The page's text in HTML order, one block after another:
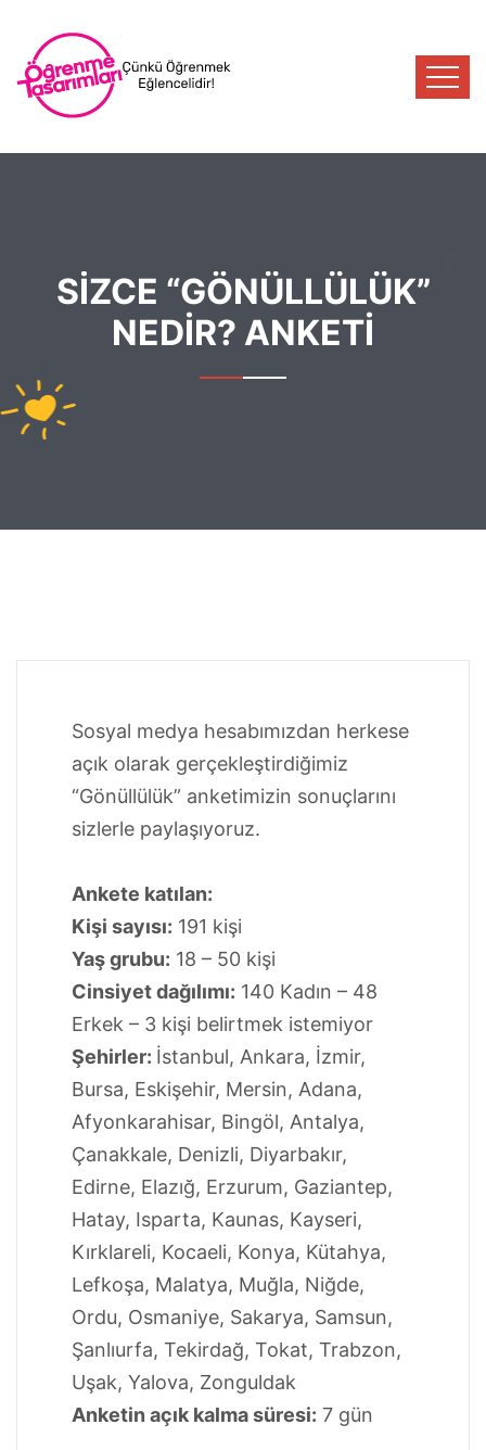
SİZCE “GÖNÜLLÜLÜK”
NEDİR? ANKETİ
Sosyal medya hesabımızdan herkese
açık olarak gerçekleştirdiğimiz
“Gönüllülük” anketimizin sonuçlarını
sizlerle paylaşıyoruz.
Ankete katılan:
Kişi sayısı: 191 kişi
Yaş grubu: 18 – 50 kişi
Cinsiyet dağılımı: 140 Kadın – 48
Erkek – 3 kişi belirtmek istemiyor
Şehirler: İstanbul, Ankara, İzmir,
Bursa, Eskişehir, Mersin, Adana,
Afyonkarahisar, Bingöl, Antalya,
Çanakkale, Denizli, Diyarbakır,
Edirne, Elazığ, Erzurum, Gaziantep,
Hatay, Isparta, Kaunas, Kayseri,
Kırklareli, Kocaeli, Konya, Kütahya,
Lefkoşa, Malatya, Muğla, Niğde,
Ordu, Osmaniye, Sakarya, Samsun,
Şanlıurfa, Tekirdağ, Tokat, Trabzon,
Uşak, Yalova, Zonguldak
Anketin açık kalma süresi: 7 gün